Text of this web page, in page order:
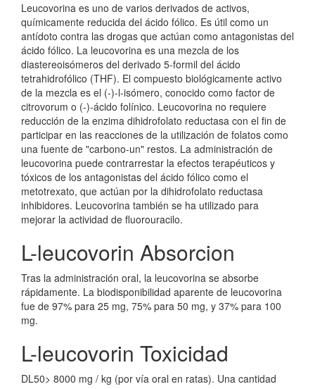
Leucovorina es uno de varios derivados de activos,
químicamente reducida del ácido fólico. Es útil como un
antídoto contra las drogas que actúan como antagonistas del
ácido fólico. La leucovorina es una mezcla de los
diastereoisómeros del derivado 5-formil del ácido
tetrahidrofólico (THF). El compuesto biológicamente activo
de la mezcla es el (-)-l-isómero, conocido como factor de
citrovorum o (-)-ácido folínico. Leucovorina no requiere
reducción de la enzima dihidrofolato reductasa con el fin de
participar en las reacciones de la utilización de folatos como
una fuente de "carbono-un" restos. La administración de
leucovorina puede contrarrestar la efectos terapéuticos y
tóxicos de los antagonistas del ácido fólico como el
metotrexato, que actúan por la dihidrofolato reductasa
inhibidores. Leucovorina también se ha utilizado para
mejorar la actividad de fluorouracilo.
L-leucovorin Absorcion
Tras la administración oral, la leucovorina se absorbe
rápidamente. La biodisponibilidad aparente de leucovorina
fue de 97% para 25 mg, 75% para 50 mg, y 37% para 100
mg.
L-leucovorin Toxicidad
DL50> 8000 mg / kg (por vía oral en ratas). Una cantidad